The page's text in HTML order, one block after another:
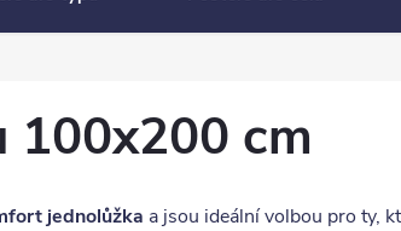
100x200 cm
jednolůžka a jsou ideální volbou pro ty,